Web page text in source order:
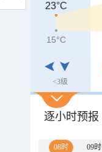
<3级
23°C
15°C
逐小时预报
08时 09时